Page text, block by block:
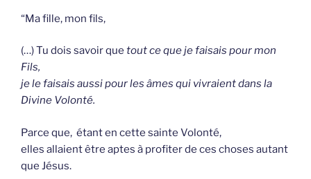
“Ma fille, mon fils,
(…) Tu dois savoir que tout ce que je faisais pour mon
Fils,
je le faisais aussi pour les âmes qui vivraient dans la
Divine Volonté.
Parce que, étant en cette sainte Volonté,
elles allaient être aptes à profiter de ces choses autant
que Jésus.